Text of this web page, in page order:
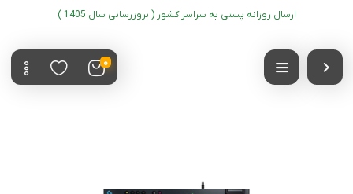
ارسال روزانه پستی به سراسر کشور ( بروزرسانی سال 1405 )
0